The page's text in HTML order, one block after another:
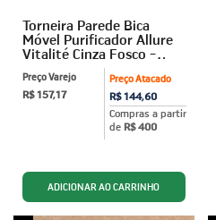
Torneira Parede Bica
Móvel Purificador Allure
Vitalité Cinza Fosco -
Viqua
Preço Atacado
R$ 144,60
Compras a partir
de R$ 400
Preço Varejo
R$ 157,17